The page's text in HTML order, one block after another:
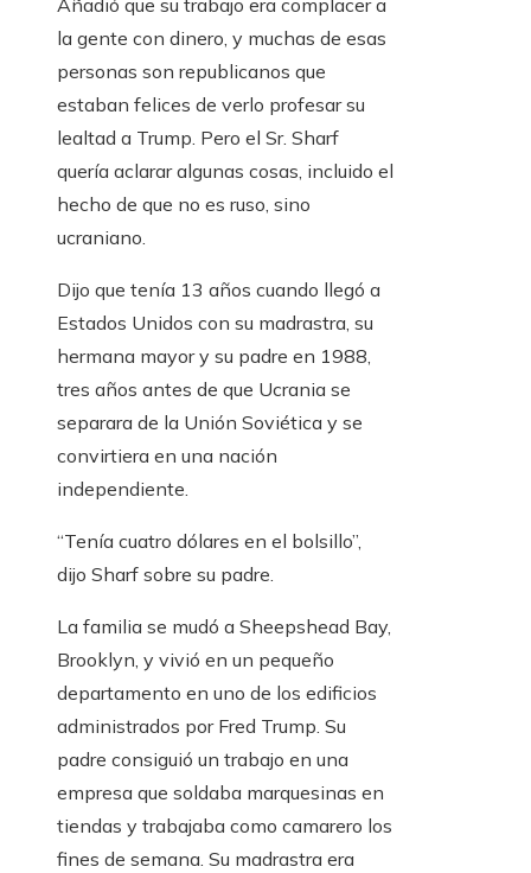
Añadió que su trabajo era complacer a
la gente con dinero, y muchas de esas
personas son republicanos que
estaban felices de verlo profesar su
lealtad a Trump. Pero el Sr. Sharf
quería aclarar algunas cosas, incluido el
hecho de que no es ruso, sino
ucraniano.
Dijo que tenía 13 años cuando llegó a
Estados Unidos con su madrastra, su
hermana mayor y su padre en 1988,
tres años antes de que Ucrania se
separara de la Unión Soviética y se
convirtiera en una nación
independiente.
“Tenía cuatro dólares en el bolsillo”,
dijo Sharf sobre su padre.
La familia se mudó a Sheepshead Bay,
Brooklyn, y vivió en un pequeño
departamento en uno de los edificios
administrados por Fred Trump. Su
padre consiguió un trabajo en una
empresa que soldaba marquesinas en
tiendas y trabajaba como camarero los
fines de semana. Su madrastra era